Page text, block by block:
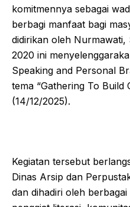
komitmennya sebagai
berbagi manfaat bagi
didirikan oleh Nurmawati,
2020 ini
Speaking and Personal
tema “Gathering To Build
(14/12/2025).
Kegiatan tersebut
Dinas Arsip dan
dan dihadiri oleh